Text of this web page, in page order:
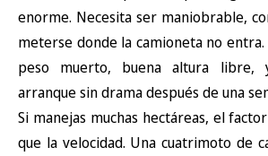
enorme. Necesita ser maniobrable,
meterse donde la camioneta no entra.
peso muerto, buena altura
arranque sin drama después de una
Si manejas muchas hectáreas, el
que la velocidad. Una cuatrimoto de